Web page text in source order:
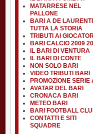
MATARRESE NEL
PALLONE
BARI A DE
TUTTA LA STORIA
TRIBUTI AI
BARI CALCIO 2009
IL BARI DI VENTURA
IL BARI DI CONTE
NON SOLO BARI
VIDEO TRIBUTI BARI
PROMOZIONE SERIE
AVATAR DEL BARI
CRONACA BARI
METEO BARI
BARI FOOTBALL
CONTATTI E SITI
SQUADRE